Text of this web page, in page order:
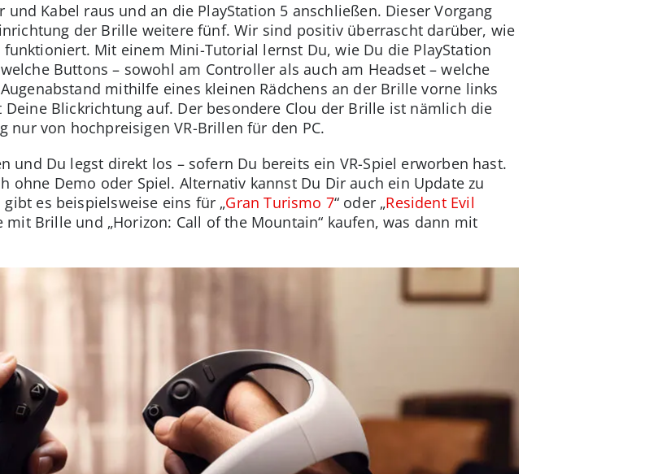
Kabel raus und an die PlayStation 5 anschließen. Dieser Vorgang
der Brille weitere fünf. Wir sind positiv überrascht darüber, wie
Mit einem Mini-Tutorial lernst Du, wie Du die PlayStation
Buttons – sowohl am Controller als auch am Headset – welche
mithilfe eines kleinen Rädchens an der Brille vorne links
Blickrichtung auf. Der besondere Clou der Brille ist nämlich die
nur von hochpreisigen VR-Brillen für den PC.
und Du legst direkt los – sofern Du bereits ein VR-Spiel erworben hast.
ohne Demo oder Spiel. Alternativ kannst Du Dir auch ein Update zu
es beispielsweise eins für „Gran Turismo 7“ oder „Resident Evil
mit Brille und „Horizon: Call of the Mountain“ kaufen, was dann mit